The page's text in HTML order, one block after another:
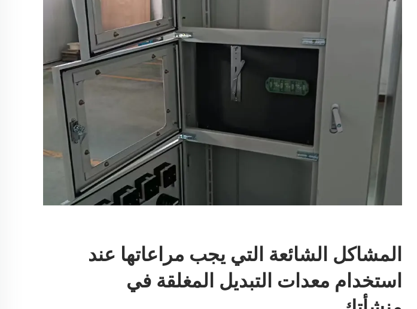
المشاكل الشائعة التي يجب مراعاتها عند
استخدام معدات التبديل المغلقة في